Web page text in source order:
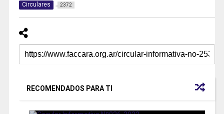
Circulares 2372
RECOMENDADOS PARA TI